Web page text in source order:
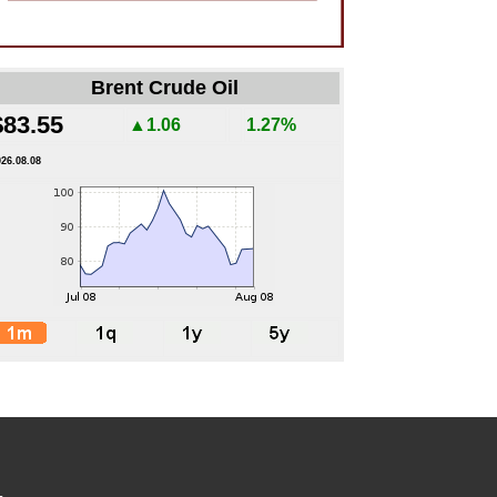
Brent Crude Oil
▲1.06 1.27%